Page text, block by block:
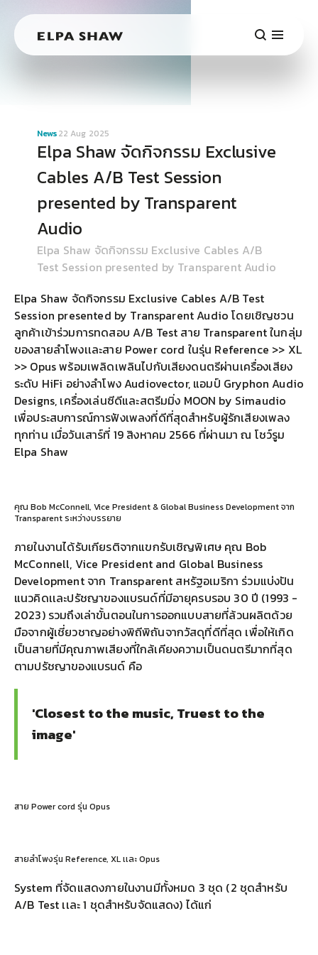
News22 Aug 2025
Elpa Shaw จัดกิจกรรม Exclusive
Cables A/B Test Session
presented by Transparent
Audio
Elpa Shaw จัดกิจกรรม Exclusive Cables A/B
Test Session presented by Transparent Audio
Elpa Shaw จัดกิจกรรม Exclusive Cables A/B Test
Session presented by Transparent Audio โดยเชิญชวน
ลูกค้าเข้าร่วมการทดสอบ A/B Test สาย Transparent ในกลุ่ม
ของสายลำโพงเเละสาย Power cord ในรุ่น Reference >> XL
>> Opus พร้อมเพลิดเพลินไปกับเสียงดนตรีผ่านเครื่องเสียง
ระดับ HiFi อย่างลำโพง Audiovector, แอมป์ Gryphon Audio
Designs, เครื่องเล่นซีดีและสตรีมมิ่ง MOON by Simaudio
เพื่อประสบการณ์การฟังเพลงที่ดีที่สุดสำหรับผู้รักเสียงเพลง
ทุกท่าน เมื่อวันเสาร์ที่ 19 สิงหาคม 2566 ที่ผ่านมา ณ โชว์รูม
Elpa Shaw
คุณ Bob McConnell, Vice President & Global Business Development จาก
Transparent ระหว่างบรรยาย
ภายในงานได้รับเกียรติจากแขกรับเชิญพิเศษ คุณ Bob
McConnell, Vice President and Global Business
Development จาก Transparent สหรัฐอเมริกา ร่วมแบ่งปัน
แนวคิดเเละปรัชญาของแบรนด์ที่มีอายุครบรอบ 30 ปี (1993 -
2023) รวมถึงเล่าขั้นตอนในการออกแบบสายที่ล้วนผลิตด้วย
มือจากผู้เชี่ยวชาญอย่างพิถีพิถันจากวัสดุที่ดีที่สุด เพื่อให้เกิด
เป็นสายที่มีคุณภาพเสียงที่ใกล้เคียงความเป็นดนตรีมากที่สุด
ตามปรัชญาของแบรนด์ คือ
'Closest to the music, Truest to the
image'
สาย Power cord รุ่น Opus
สายลำโพงรุ่น Reference, XL เเละ Opus
System ที่จัดแสดงภายในงานมีทั้งหมด 3 ชุด (2 ชุดสำหรับ
A/B Test เเละ 1 ชุดสำหรับจัดแสดง) ได้แก่